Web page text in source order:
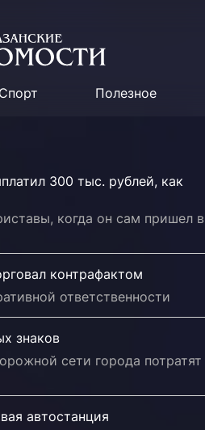
Спорт Полезное
300 тыс. рублей, как
когда он сам пришел в
контрафактом
ответственности
знаков
сети города потратят
автостанция